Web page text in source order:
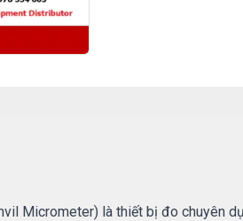
Micrometer) là thiết bị đo chuyên